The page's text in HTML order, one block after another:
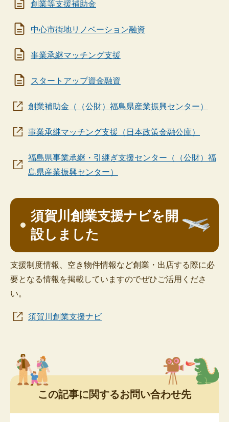
創業等支援補助金
中心市街地リノベーション融資
事業承継マッチング支援
スタートアップ資金融資
創業補助金（（公財）福島県産業振興センター）
事業承継マッチング支援（日本政策金融公庫）
福島県事業承継・引継ぎ支援センター（（公財）福
島県産業振興センター）
須賀川創業支援ナビを開
設しました
支援制度情報、空き物件情報など創業・出店する際に必
要となる情報を掲載していますのでぜひご活用くださ
い。
須賀川創業支援ナビ
この記事に関するお問い合わせ先